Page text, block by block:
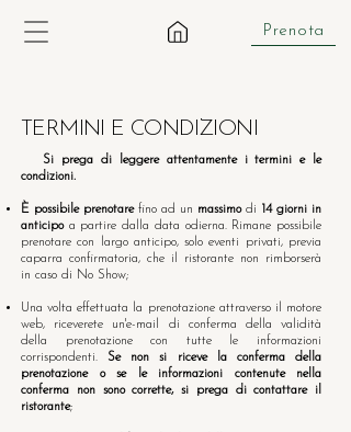
Prenota
TERMINI E CONDIZIONI
Si prega di leggere attentamente i termini e le
condizioni.
È possibile prenotarefino ad un massimodi 14 giorni in
anticipoa partire dalla data odierna. Rimane possibile
prenotare con largo anticipo, solo eventi privati, previa
caparra confirmatoria, che il ristorante non rimborserà
in caso di No Show;
Una volta effettuata la prenotazione attraverso il motore
web, riceverete un'e-mail di conferma della validità
della prenotazione con tutte le informazioni
corrispondenti. Se non si riceve la conferma della
prenotazione o se le informazioni contenute nella
conferma non sono corrette, si prega di contattare il
ristorante;